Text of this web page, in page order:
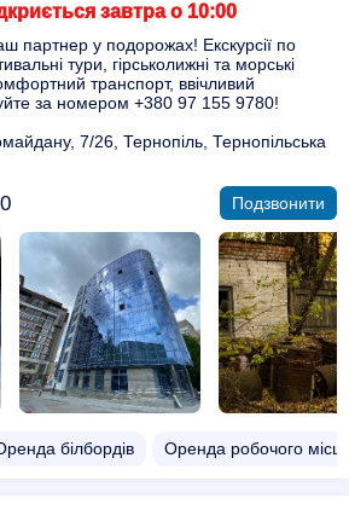
завтра о 10:00
партнер у подорожах! Екскурсії по
тури, гірськолижні та морські
транспорт, ввічливий
за номером +380 97 155 9780!
7/26, Тернопіль, Тернопільська
Подзвонити
білбордів Оренда робочого